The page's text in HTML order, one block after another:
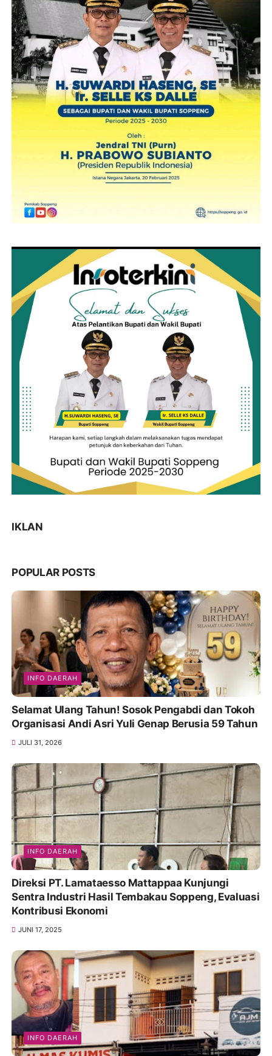
IKLAN
POPULAR POSTS
INFO DAERAH
Selamat Ulang Tahun! Sosok Pengabdi dan Tokoh
Organisasi Andi Asri Yuli Genap Berusia 59 Tahun
JULI 31, 2026
INFO DAERAH
Direksi PT. Lamataesso Mattappaa Kunjungi
Sentra Industri Hasil Tembakau Soppeng, Evaluasi
Kontribusi Ekonomi
JUNI 17, 2025
INFO DAERAH